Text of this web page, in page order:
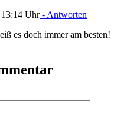
Uhr- Antworten
es doch immer am besten!